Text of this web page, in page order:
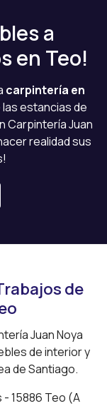
a
en Teo!
carpintería en
estancias de
Carpintería Juan
realidad sus
de
Juan Noya
de interior y
de Santiago.
15886 Teo (A